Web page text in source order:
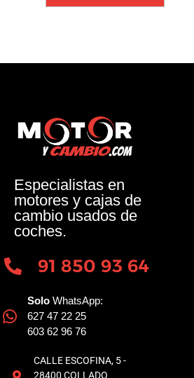
Especialistas en
motores y cajas de
cambio usados de
coches.
91 850 93 64
Solo WhatsApp:
627 47 22 25
603 62 96 76
CALLE ESCOFINA, 5 -
28400 COLLADO